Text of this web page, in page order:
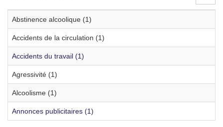
Abstinence alcoolique (1)
Accidents de la circulation (1)
Accidents du travail (1)
Agressivité (1)
Alcoolisme (1)
Annonces publicitaires (1)